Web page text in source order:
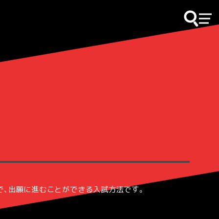
出願に進むことができる入試方法です。